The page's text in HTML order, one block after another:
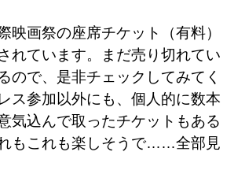
映画祭の座席チケット（有料）
れています。まだ売り切れてい
ので、是非チェックしてみてく
ス参加以外にも、個人的に数本
気込んで取ったチケットもある
もこれも楽しそうで……全部見